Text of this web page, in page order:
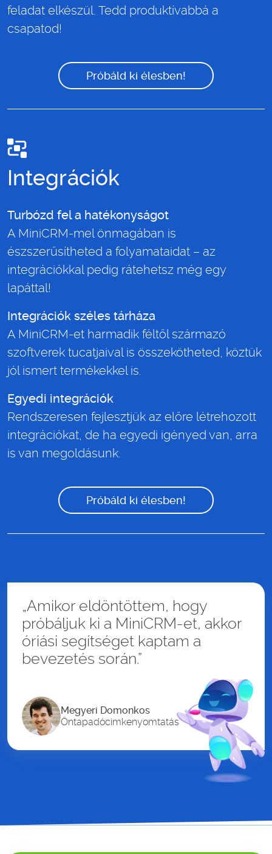
feladat elkészül. Tedd produktívabbá a
csapatod!
Próbáld ki élesben!
Integrációk
Turbózd fel a hatékonyságot
A MiniCRM-mel önmagában is
észszerűsítheted a folyamataidat – az
integrációkkal pedig rátehetsz még egy
lapáttal!
Integrációk széles tárháza
A MiniCRM-et harmadik féltől származó
szoftverek tucatjaival is összekötheted, köztük
jól ismert termékekkel is.
Egyedi integrációk
Rendszeresen fejlesztjük az előre létrehozott
integrációkat, de ha egyedi igényed van, arra
is van megoldásunk.
Próbáld ki élesben!
„Amikor eldöntöttem, hogy
próbáljuk ki a MiniCRM-et, akkor
óriási segítséget kaptam a
bevezetés során.”
Megyeri Domonkos
Öntapadócimkenyomtatás